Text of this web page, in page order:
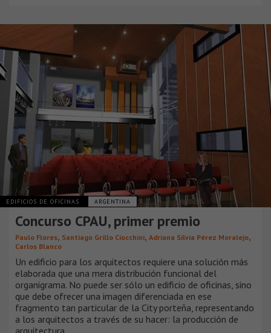
EDIFICIOS DE OFICINAS ARGENTINA
Concurso CPAU, primer premio
Paulo Flores, Santiago Grillo Ciocchini, Adriana Silvia Pérez Moralejo,
Carlos Blanco
Un edificio para los arquitectos requiere una solución más
elaborada que una mera distribución funcional del
organigrama. No puede ser sólo un edificio de oficinas, sino
que debe ofrecer una imagen diferenciada en ese
fragmento tan particular de la City porteña, representando
a los arquitectos a través de su hacer: la producción de